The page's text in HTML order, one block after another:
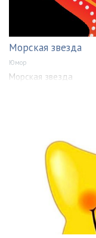
Морская звезда
Юмор
Морская звезда